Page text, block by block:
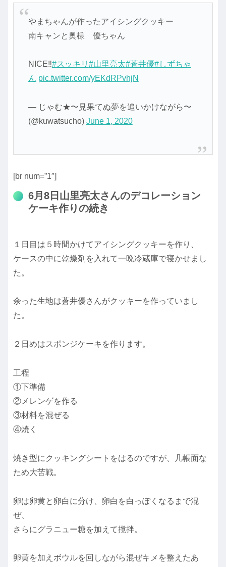
やまちゃんが作ったアイシングクッキー
南キャンと奥様 優ちゃん
NICE‼️#スッキリ #山里亮太#蒼井優#しずちゃ
ん pic.twitter.com/yEKdRPvhjN
— じゃむ★〜見果てぬ夢を追いかけながら〜
(@kuwatsucho) June 1, 2020
[br num=”1″]
6月8日山里亮太さんのデコレーション
ケーキ作りの続き
１日目は５時間かけてアイシングクッキーを作り、
ケースの中に乾燥剤を入れて一晩冷蔵庫で寝かせまし
た。
余った生地は蒼井優さんがクッキーを作っていまし
た。
２日めはスポンジケーキを作ります。
工程
①下準備
②メレンゲを作る
③材料を混ぜる
④焼く
焼き型にクッキングシートをはるのですが、几帳面な
ため大苦戦。
卵は卵黄と卵白に分け、卵白を白っぽくなるまで混
ぜ、
さらにグラニュー糖を加えて撹拌。
卵黄を加えボウルを回しながら混ぜキメを整えたあ